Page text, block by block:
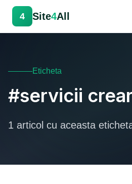
4 Site4All
Eticheta
#servicii
1 articol cu aceasta